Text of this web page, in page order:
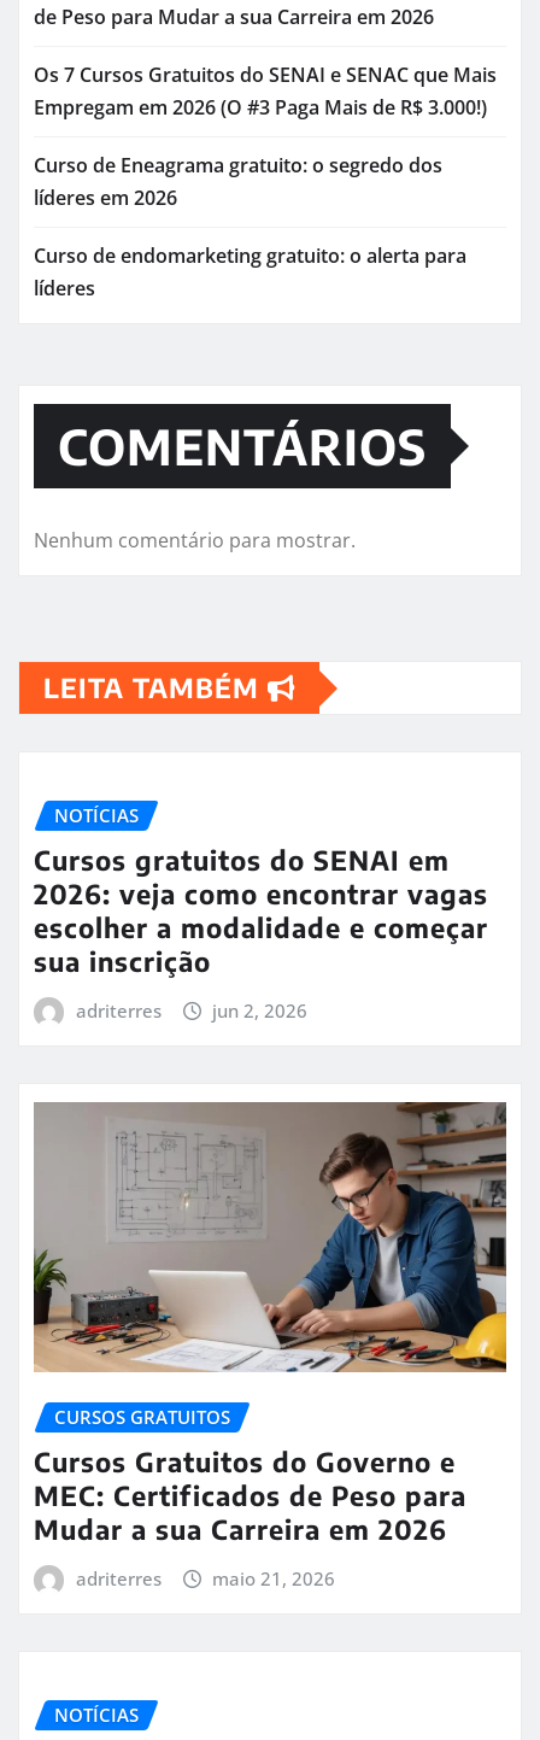
de Peso para Mudar a sua Carreira em 2026
Os 7 Cursos Gratuitos do SENAI e SENAC que Mais
Empregam em 2026 (O #3 Paga Mais de R$ 3.000!)
Curso de Eneagrama gratuito: o segredo dos
líderes em 2026
Curso de endomarketing gratuito: o alerta para
líderes
COMENTÁRIOS
Nenhum comentário para mostrar.
LEITA TAMBÉM
NOTÍCIAS
Cursos gratuitos do SENAI em
2026: veja como encontrar vagas
escolher a modalidade e começar
sua inscrição
adriterres jun 2, 2026
CURSOS GRATUITOS
Cursos Gratuitos do Governo e
MEC: Certificados de Peso para
Mudar a sua Carreira em 2026
adriterres maio 21, 2026
NOTÍCIAS